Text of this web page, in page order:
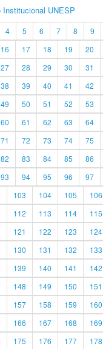
Institucional UNESP
4 5 6 7 8 9
16 17 18 19 20
27 28 29 30 31
38 39 40 41 42
49 50 51 52 53
60 61 62 63 64
71 72 73 74 75
82 83 84 85 86
93 94 95 96 97
103 104 105 106
112 113 114 115
121 122 123 124
130 131 132 133
139 140 141 142
148 149 150 151
157 158 159 160
166 167 168 169
175 176 177 178